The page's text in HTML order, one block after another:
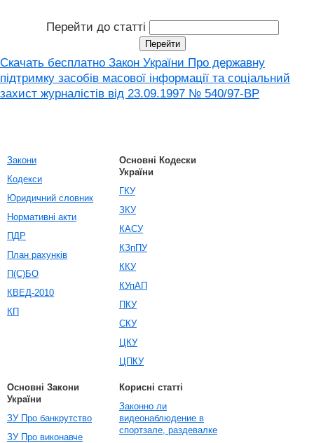
Перейти до статті
Скачать бесплатно Закон України Про державну
підтримку засобів масової інформації та соціальний
захист журналістів від 23.09.1997 № 540/97-ВР
Закони
Кодекси
Юридичний словник
Нормативні акти
ПДР
План рахунків
П(С)БО
КВЕД-2010
КП
Основні Кодески
України
ГКУ
ЗКУ
КАСУ
КЗпПУ
ККУ
КУпАП
ПКУ
СКУ
ЦКУ
ЦПКУ
Основні Закони
України
ЗУ Про банкрутство
ЗУ Про виконавче
Корисні статті
Законно ли
видеонаблюдение в
спортзале, раздевалке